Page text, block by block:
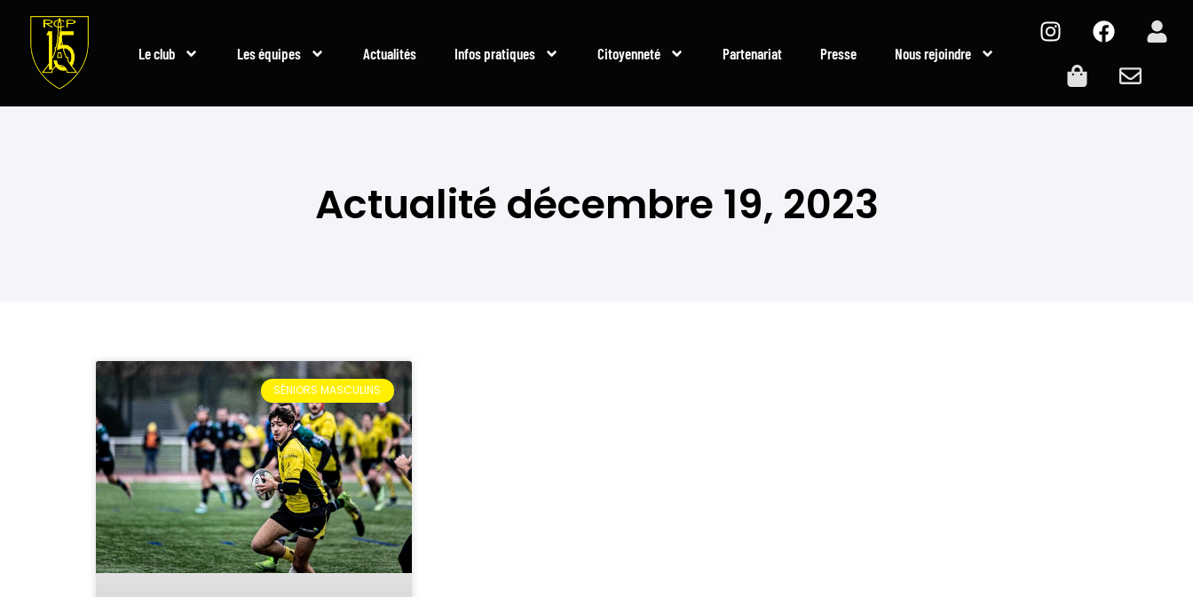
Le club Les équipes Actualités Infos pratiques Citoyenneté Partenariat Presse Nous rejoindre
Actualité décembre 19, 2023
SÉNIORS MASCULINS